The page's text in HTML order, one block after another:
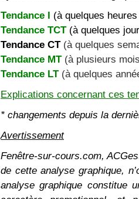
Tendance I (à quelques
Tendance TCT (à quelques
Tendance CT (à quelques
Tendance MT (à plusieurs
Tendance LT (à quelques
Explications concernant ces
* changements depuis la
Avertissement
Fenêtre-sur-cours.com,
de cette analyse graphique,
analyse graphique constitue